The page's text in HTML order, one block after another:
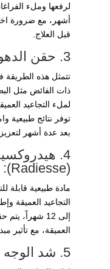
أشهر، مع ضرورة
قبل العلاج.
3. حقن الدهون الذاتية:
تتمثل هذه
ذات الفائض مثل
لملء التجاعيد
توفر نتائج طبيعية
بعد عدة أشهر لتعزيز
4.
(Radiesse):
مادة طبيعية قابلة
إلى 12
العميقة، مع تأثير
5. شد الوجه الجراحي: